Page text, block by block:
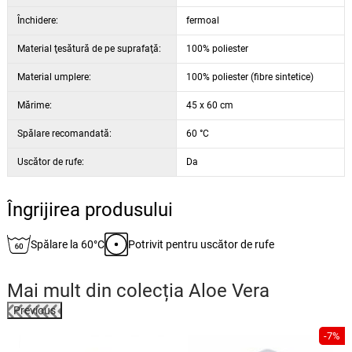
scoaoterea umpluturii.
Închidere: fermoal
Material ţesătură de pe suprafaţă: 100% poliester
Material umplere: 100% poliester (fibre sintetice)
Mărime: 45 x 60 cm
Spălare recomandată: 60 °C
Uscător de rufe: Da
Îngrijirea produsului
Spălare la 60°C Potrivit pentru uscător de rufe
Mai mult din colecția Aloe Vera
Previous
-7%